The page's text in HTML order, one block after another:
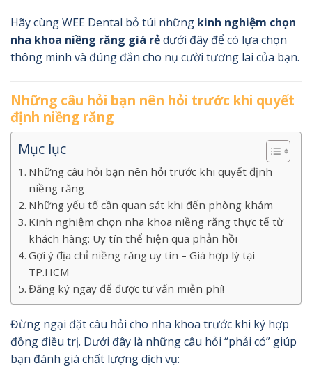
Hãy cùng WEE Dental bỏ túi những kinh nghiệm chọn
nha khoa niềng răng giá rẻdưới đây để có lựa chọn
thông minh và đúng đắn cho nụ cười tương lai của bạn.
Những câu hỏi bạn nên hỏi trước khi quyết
định niềng răng
Mục lục
Những câu hỏi bạn nên hỏi trước khi quyết định
niềng răng
Những yếu tố cần quan sát khi đến phòng khám
Kinh nghiệm chọn nha khoa niềng răng thực tế từ
khách hàng: Uy tín thể hiện qua phản hồi
Gợi ý địa chỉ niềng răng uy tín – Giá hợp lý tại
TP.HCM
Đăng ký ngay để được tư vấn miễn phí!
Đừng ngại đặt câu hỏi cho nha khoa trước khi ký hợp
đồng điều trị. Dưới đây là những câu hỏi “phải có” giúp
bạn đánh giá chất lượng dịch vụ: